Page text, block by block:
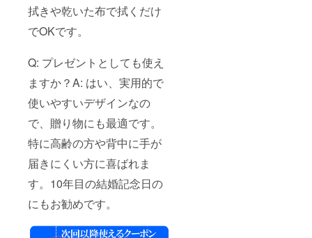
拭きや乾いた布で拭くだけ
でOKです。
Q: プレゼントとしても使え
ますか？A: はい、実用的で
使いやすいデザインなの
で、贈り物にも最適です。
特に高齢の方や背中に手が
届きにくい方に喜ばれま
す。10年目の結婚記念日の
にもお勧めです。